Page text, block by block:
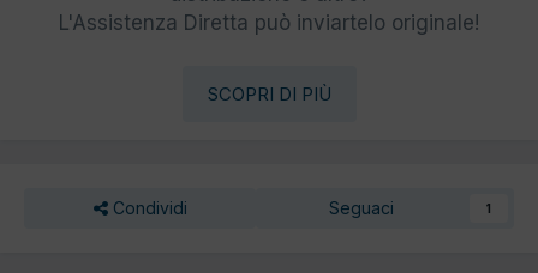
L'Assistenza Diretta può inviartelo originale!
SCOPRI DI PIÙ
Condividi Seguaci 1